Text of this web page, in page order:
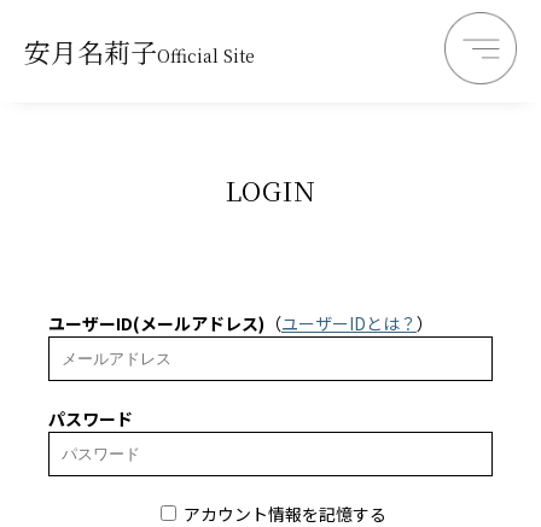
安月名莉子Official Site
LOGIN
ユーザーID(メールアドレス) （ユーザーIDとは？ ）
パスワード
アカウント情報を記憶する